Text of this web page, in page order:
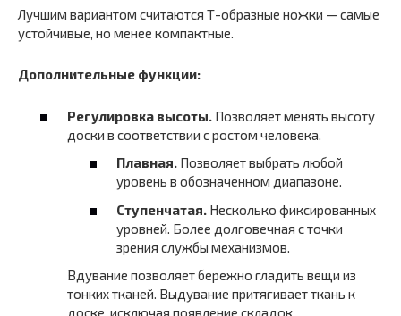
Лучшим вариантом считаются Т-образные ножки — самые
устойчивые, но менее компактные.
Дополнительные функции:
Регулировка высоты. Позволяет менять высоту
доски в соответствии с ростом человека.
Плавная. Позволяет выбрать любой
уровень в обозначенном диапазоне.
Ступенчатая. Несколько фиксированных
уровней. Более долговечная с точки
зрения службы механизмов.
Вдувание позволяет бережно гладить вещи из
тонких тканей. Выдувание притягивает ткань к
доске, исключая появление складок.